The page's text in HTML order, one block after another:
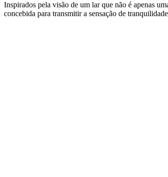
Inspirados pela visão de um lar que não é apenas
concebida para transmitir a sensação de